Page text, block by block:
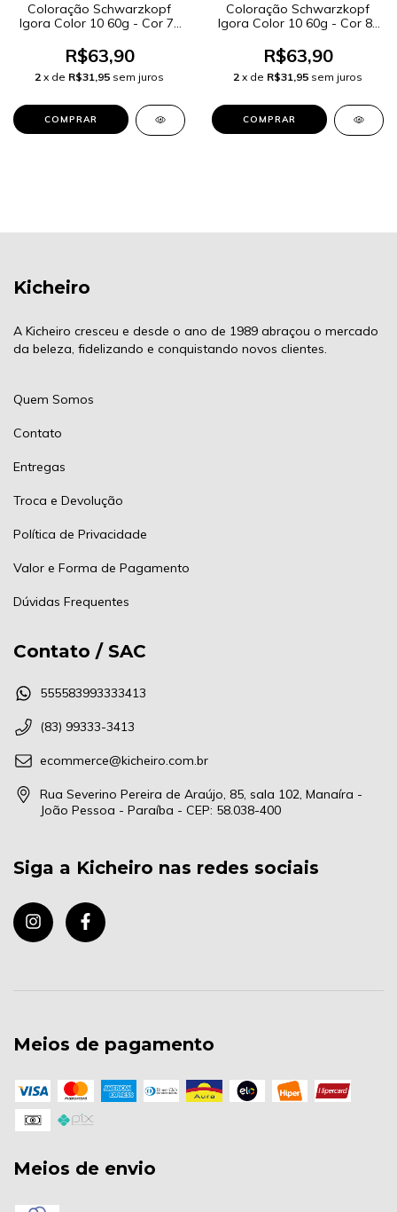
Coloração Schwarzkopf
Igora Color 10 60g - Cor 7-
Extra
R$63,90
2 x de R$31,95 sem juros
Coloração Schwarzkopf
Igora Color 10 60g - Cor 8-
R$63,90
2 x de R$31,95 sem juros
Kicheiro
A Kicheiro cresceu e desde o ano de 1989 abraçou o mercado
da beleza, fidelizando e conquistando novos clientes.
Quem Somos
Contato
Entregas
Troca e Devolução
Política de Privacidade
Valor e Forma de Pagamento
Dúvidas Frequentes
Contato / SAC
555583993333413
(83) 99333-3413
ecommerce@kicheiro.com.br
Rua Severino Pereira de Araújo, 85, sala 102, Manaíra -
João Pessoa - Paraíba - CEP: 58.038-400
Siga a Kicheiro nas redes sociais
Meios de pagamento
Meios de envio